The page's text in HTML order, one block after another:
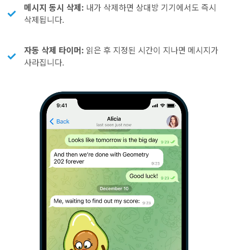
메시지 동시 삭제: 내가 삭제하면 상대방 기기에서도 즉시
삭제됩니다.
자동 삭제 타이머: 읽은 후 지정된 시간이 지나면 메시지가
사라집니다.